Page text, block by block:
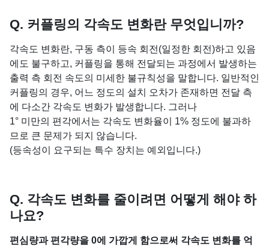
Q. 커플링의 각속도 변화란 무엇입니까?
각속도 변화란, 구동 측이 등속 회전(일정한 회전)하고 있음
에도 불구하고, 커플링을 통해 전달되는 과정에서 발생하는
출력 측 회전 속도의 미세한 불규칙성을 말합니다. 일반적인
커플링의 경우, 어느 정도의 설치 오차가 존재하면 전달 측
에 다소간 각속도 변화가 발생합니다. 그러나
1° 미만의 편각에서는 각속도 변화율이 1% 정도에 불과하
므로 큰 문제가 되지 않습니다.
(등속성이 요구되는 특수 장치는 예외입니다.)
Q. 각속도 변화를 줄이려면 어떻게 해야 하
나요?
편심량과 편각량을 0에 가깝게 함으로써 각속도 변화를 억